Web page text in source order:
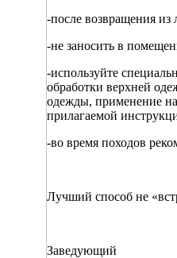
-после возвращения из
-не заносить в
-используйте
обработки верхней
одежды, применение
прилагаемой
-во время походов
Лучший способ не
Заведующий